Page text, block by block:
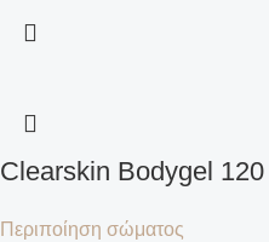
Clearskin Bodygel 120
Περιποίηση σώματος